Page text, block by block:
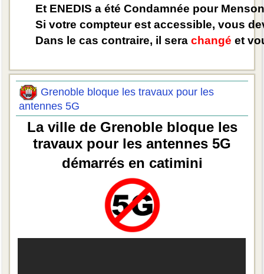
Et ENEDIS a été Condamnée pour
Si votre compteur est accessible, vous
Dans le cas contraire, il serachangé et
Grenoble bloque les travaux pour les
antennes 5G
La ville de Grenoble bloque les
travaux pour les antennes 5G
démarrés en catimini